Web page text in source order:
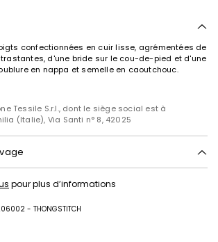
confectionnées en cuir lisse, agrémentées de
d'une bride sur le cou-de-pied et d'une
en nappa et semelle en caoutchouc.
Tessile S.r.l., dont le siège social est à
(Italie), Via Santi n° 8, 42025
environnementales
pour plus d’informations
- THONGSTITCH